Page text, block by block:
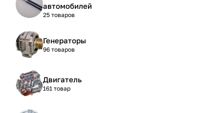
автомобилей
25 товаров
Генераторы
96 товаров
Двигатель
161 товар